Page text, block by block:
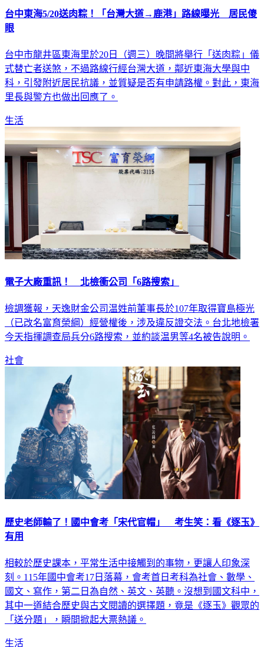
台中東海5/20送肉粽！「台灣大道→鹿港」路線曝光 居民傻
眼
台中市龍井區東海里於20日（週三）晚間將舉行「送肉粽」儀
式替亡者送煞，不過路線行經台灣大道，鄰近東海大學與中
科，引發附近居民抗議，並質疑是否有申請路權。對此，東海
里長與警方也做出回應了。
生活
電子大廠重訊！ 北檢衝公司「6路搜索」
檢調獲報，天逸財金公司温姓前董事長於107年取得寶島極光
（已改名富育榮綱）經營權後，涉及違反證交法。台北地檢署
今天指揮調查局兵分6路搜索，並約談温男等4名被告說明。
社會
歷史老師輸了！國中會考「宋代官帽」 考生笑：看《逐玉》
有用
相較於歷史課本，平常生活中接觸到的事物，更讓人印象深
刻。115年國中會考17日落幕，會考首日考科為社會、數學、
國文、寫作，第二日為自然、英文、英聽。沒想到國文科中，
其中一道結合歷史與古文閱讀的選擇題，竟是《逐玉》觀眾的
「送分題」，瞬間掀起大票熱議。
生活